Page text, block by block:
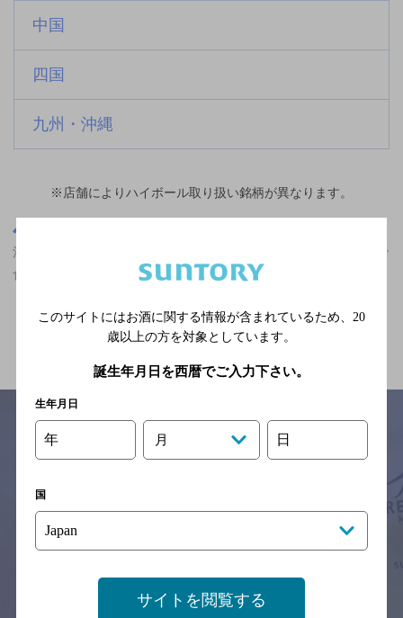
中国
四国
九州・沖縄
※店舗によりハイボール取り扱い銘柄が異なります。
池袋駅(東京都)周辺500m,その他,カールスバーグが飲める,深夜まで
食事のできるお店,3,000円以上～5,000円未満のお店
関連ページ
※それぞれのお店のメニューや営業時間などの掲載情報については、
予告なしに変更されることがありますので、
念のためお店にご確認の上ご来店くださいますようお願い申し上げま
情報提供：ぐるなび
このサイトにはお酒に関する情報が含まれているため、 20
歳以上の方を対象としています。
誕生年月日を西暦でご入力下さい。
生年月日
年 月 日
国
サイトを閲覧する